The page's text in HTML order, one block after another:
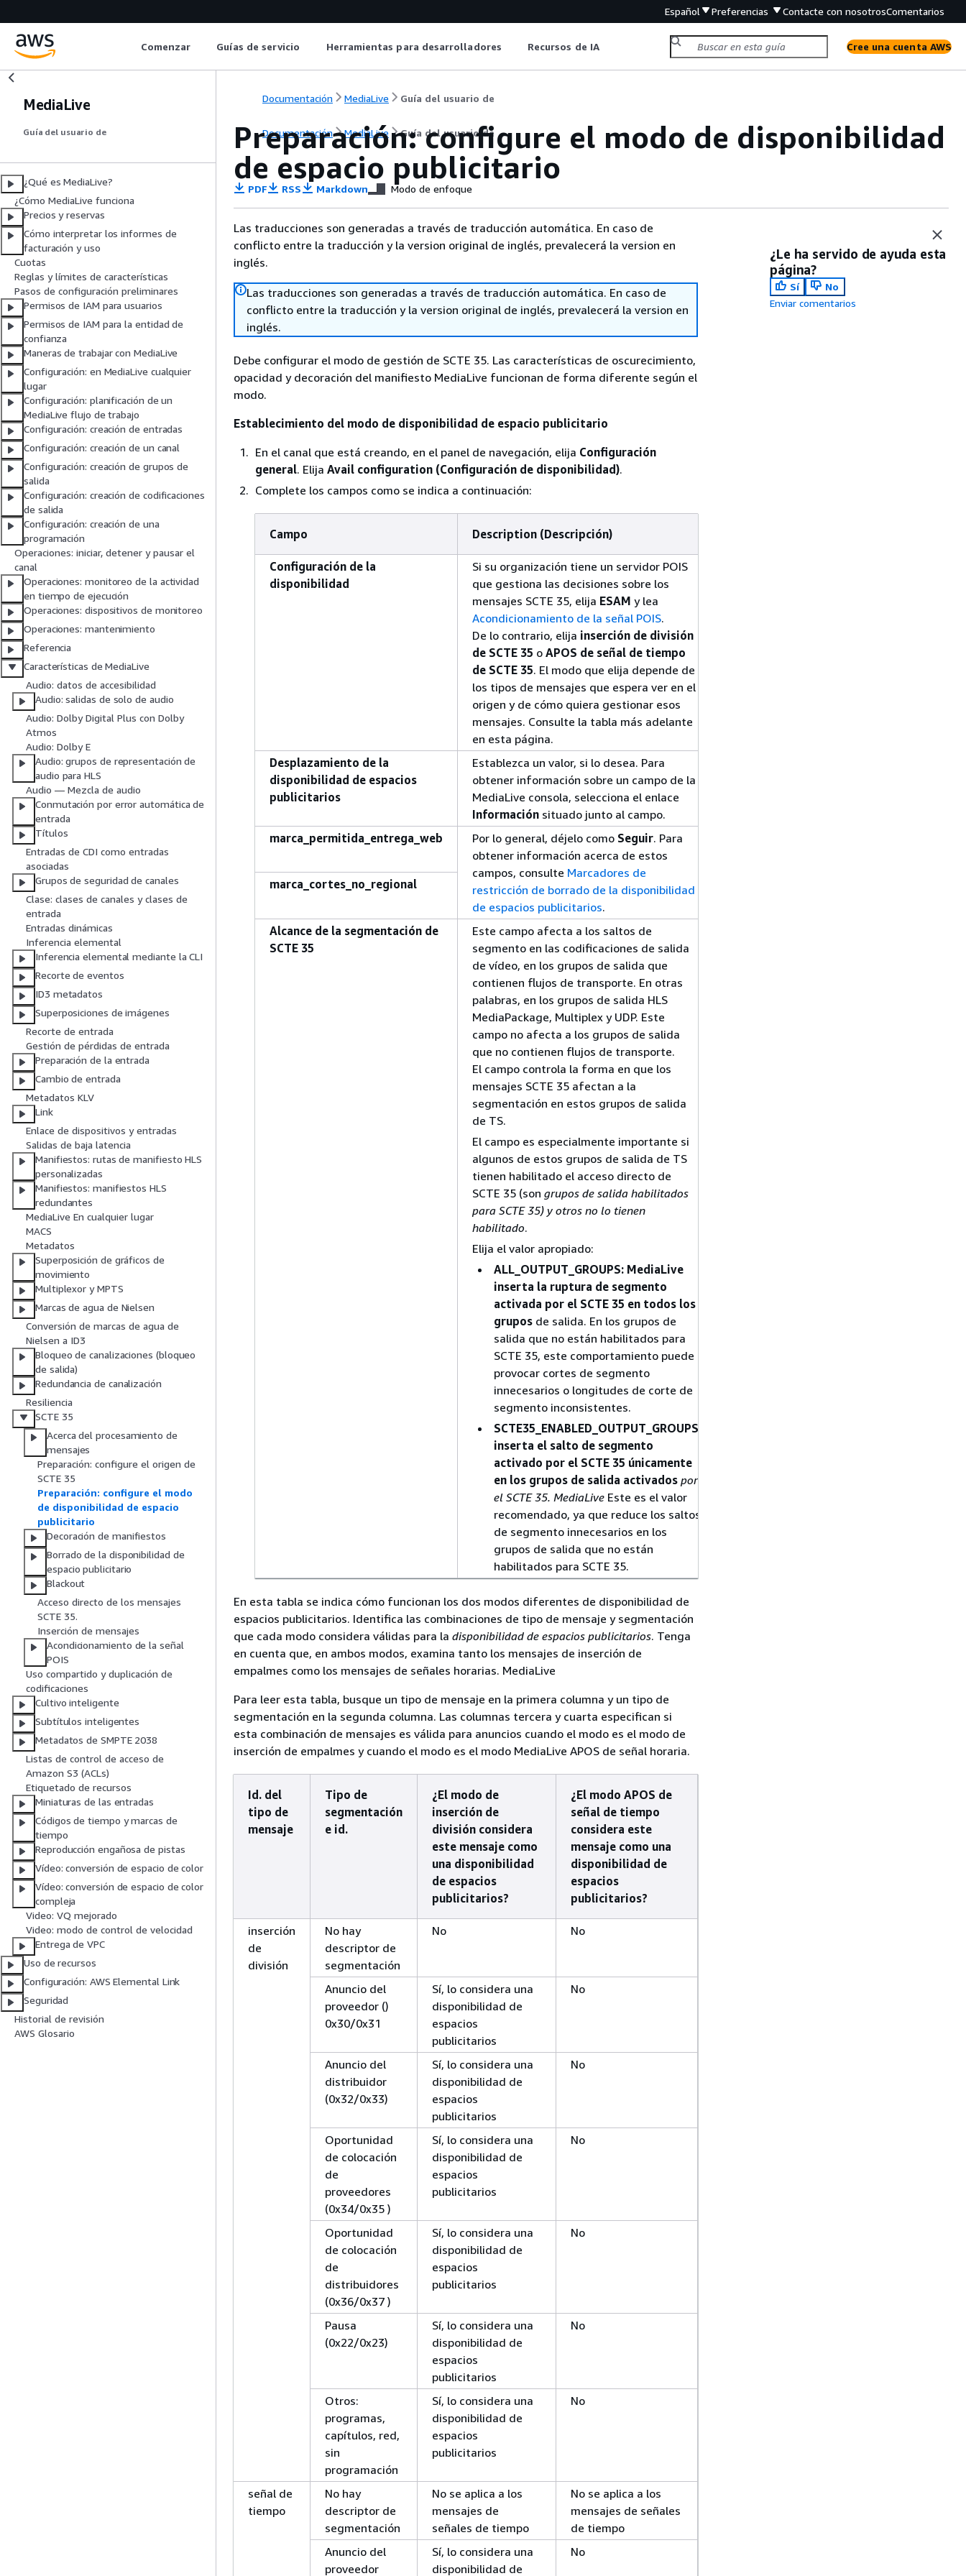
Español Preferencias Contacte con nosotrosComentarios
Comenzar Guías de servicio Herramientas para desarrolladores Recursos de IA Cree una cuenta AWS
MediaLive
Guía del usuario de
¿Qué es MediaLive?
¿Cómo MediaLive funciona
Precios y reservas
Cómo interpretar los informes de
facturación y uso
Cuotas
Reglas y límites de características
Pasos de configuración preliminares
Permisos de IAM para usuarios
Permisos de IAM para la entidad de
confianza
Maneras de trabajar con MediaLive
Configuración: en MediaLive cualquier
lugar
Configuración: planificación de un
MediaLive flujo de trabajo
Configuración: creación de entradas
Configuración: creación de un canal
Configuración: creación de grupos de
salida
Configuración: creación de codificaciones
de salida
Configuración: creación de una
programación
Operaciones: iniciar, detener y pausar el
canal
Operaciones: monitoreo de la actividad
en tiempo de ejecución
Operaciones: dispositivos de monitoreo
Operaciones: mantenimiento
Referencia
Características de MediaLive
Audio: datos de accesibilidad
Audio: salidas de solo de audio
Audio: Dolby Digital Plus con Dolby
Atmos
Audio: Dolby E
Audio: grupos de representación de
audio para HLS
Audio — Mezcla de audio
Conmutación por error automática de
entrada
Títulos
Entradas de CDI como entradas
asociadas
Grupos de seguridad de canales
Clase: clases de canales y clases de
entrada
Entradas dinámicas
Inferencia elemental
Inferencia elemental mediante la CLI
Recorte de eventos
ID3 metadatos
Superposiciones de imágenes
Recorte de entrada
Gestión de pérdidas de entrada
Preparación de la entrada
Cambio de entrada
Metadatos KLV
Link
Enlace de dispositivos y entradas
Salidas de baja latencia
Manifiestos: rutas de manifiesto HLS
personalizadas
Manifiestos: manifiestos HLS
redundantes
MediaLive En cualquier lugar
MACS
Metadatos
Superposición de gráficos de
movimiento
Multiplexor y MPTS
Marcas de agua de Nielsen
Conversión de marcas de agua de
Nielsen a ID3
Bloqueo de canalizaciones (bloqueo
de salida)
Redundancia de canalización
Resiliencia
SCTE 35
Acerca del procesamiento de
mensajes
Preparación: configure el origen de
SCTE 35
Preparación: configure el modo
de disponibilidad de espacio
publicitario
Decoración de manifiestos
Borrado de la disponibilidad de
espacio publicitario
Blackout
Acceso directo de los mensajes
SCTE 35.
Inserción de mensajes
Acondicionamiento de la señal
POIS
Uso compartido y duplicación de
codificaciones
Cultivo inteligente
Subtítulos inteligentes
Metadatos de SMPTE 2038
Listas de control de acceso de
Amazon S3 (ACLs)
Etiquetado de recursos
Miniaturas de las entradas
Códigos de tiempo y marcas de
tiempo
Reproducción engañosa de pistas
Vídeo: conversión de espacio de color
Vídeo: conversión de espacio de color
compleja
Video: VQ mejorado
Video: modo de control de velocidad
Entrega de VPC
Uso de recursos
Configuración: AWS Elemental Link
Seguridad
Historial de revisión
AWS Glosario
Documentación MediaLive Guía del usuario de
Documentación MediaLive Guía del usuario de
Preparación: configure el modo de disponibilidad
de espacio publicitario
PDF RSS Markdown Modo de enfoque
Las traducciones son generadas a través de traducción automática. En caso de
conflicto entre la traducción y la version original de inglés, prevalecerá la version en
inglés.
Las traducciones son generadas a través de traducción automática. En caso de
conflicto entre la traducción y la version original de inglés, prevalecerá la version en
inglés.
Debe configurar el modo de gestión de SCTE 35. Las características de oscurecimiento,
opacidad y decoración del manifiesto MediaLive funcionan de forma diferente según el
modo.
Establecimiento del modo de disponibilidad de espacio publicitario
En el canal que está creando, en el panel de navegación, elija Configuración
general. Elija Avail configuration (Configuración de disponibilidad).
Complete los campos como se indica a continuación:
Campo Description (Descripción)
Configuración de la
disponibilidad
Si su organización tiene un servidor POIS
que gestiona las decisiones sobre los
mensajes SCTE 35, elija ESAM y lea
Acondicionamiento de la señal POIS.
De lo contrario, elija inserción de división
de SCTE 35 o APOS de señal de tiempo
de SCTE 35. El modo que elija depende de
los tipos de mensajes que espera ver en el
origen y de cómo quiera gestionar esos
mensajes. Consulte la tabla más adelante
en esta página.
Desplazamiento de la
disponibilidad de espacios
publicitarios
Establezca un valor, si lo desea. Para
obtener información sobre un campo de la
MediaLive consola, selecciona el enlace
Información situado junto al campo.
marca_permitida_entrega_web
Por lo general, déjelo como Seguir. Para
obtener información acerca de estos
campos, consulte Marcadores de
restricción de borrado de la disponibilidad
de espacios publicitarios.
marca_cortes_no_regional
Alcance de la segmentación de
SCTE 35
Este campo afecta a los saltos de
segmento en las codificaciones de salida
de vídeo, en los grupos de salida que
contienen flujos de transporte. En otras
palabras, en los grupos de salida HLS
MediaPackage, Multiplex y UDP. Este
campo no afecta a los grupos de salida
que no contienen flujos de transporte.
El campo controla la forma en que los
mensajes SCTE 35 afectan a la
segmentación en estos grupos de salida
de TS.
El campo es especialmente importante si
algunos de estos grupos de salida de TS
tienen habilitado el acceso directo de
SCTE 35 (son grupos de salida habilitados
para SCTE 35) y otros no lo tienen
habilitado.
Elija el valor apropiado:
ALL_OUTPUT_GROUPS: MediaLive
inserta la ruptura de segmento
activada por el SCTE 35 en todos los
grupos de salida. En los grupos de
salida que no están habilitados para
SCTE 35, este comportamiento puede
provocar cortes de segmento
innecesarios o longitudes de corte de
segmento inconsistentes.
SCTE35_ENABLED_OUTPUT_GROUPS:
inserta el salto de segmento
activado por el SCTE 35 únicamente
en los grupos de salida activados por
el SCTE 35. MediaLive Este es el valor
recomendado, ya que reduce los saltos
de segmento innecesarios en los
grupos de salida que no están
habilitados para SCTE 35.
En esta tabla se indica cómo funcionan los dos modos diferentes de disponibilidad de
espacios publicitarios. Identifica las combinaciones de tipo de mensaje y segmentación
que cada modo considera válidas para la disponibilidad de espacios publicitarios. Tenga
en cuenta que, en ambos modos, examina tanto los mensajes de inserción de
empalmes como los mensajes de señales horarias. MediaLive
Para leer esta tabla, busque un tipo de mensaje en la primera columna y un tipo de
segmentación en la segunda columna. Las columnas tercera y cuarta especifican si
esta combinación de mensajes es válida para anuncios cuando el modo es el modo de
inserción de empalmes y cuando el modo es el modo MediaLive APOS de señal horaria.
Id. del
tipo de
mensaje
Tipo de
segmentación
e id.
¿El modo de
inserción de
división considera
este mensaje como
una disponibilidad
de espacios
publicitarios?
¿El modo APOS de
señal de tiempo
considera este
mensaje como una
disponibilidad de
espacios
publicitarios?
inserción
de
división
No hay
descriptor de
segmentación
No No
Anuncio del
proveedor ()
0x30/0x31
Sí, lo considera una
disponibilidad de
espacios
publicitarios
No
Anuncio del
distribuidor
(0x32/0x33)
Sí, lo considera una
disponibilidad de
espacios
publicitarios
No
Oportunidad
de colocación
de
proveedores
(0x34/0x35 )
Sí, lo considera una
disponibilidad de
espacios
publicitarios
No
Oportunidad
de colocación
de
distribuidores
(0x36/0x37 )
Sí, lo considera una
disponibilidad de
espacios
publicitarios
No
Pausa
(0x22/0x23)
Sí, lo considera una
disponibilidad de
espacios
publicitarios
No
Otros:
programas,
capítulos, red,
sin
programación
Sí, lo considera una
disponibilidad de
espacios
publicitarios
No
señal de
tiempo
No hay
descriptor de
segmentación
No se aplica a los
mensajes de
señales de tiempo
No se aplica a los
mensajes de señales
de tiempo
Anuncio del
proveedor
Sí, lo considera una
disponibilidad de
No
¿Le ha servido de ayuda esta
página?
Sí
No
Enviar comentarios